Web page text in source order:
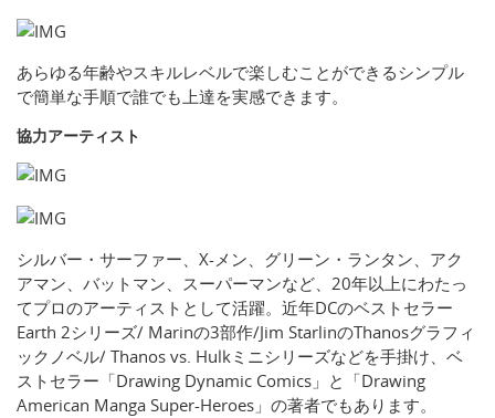
あらゆる年齢やスキルレベルで楽しむことができるシンプル
で簡単な手順で誰でも上達を実感できます。
協力アーティスト
シルバー・サーファー、X-メン、グリーン・ランタン、アク
アマン、バットマン、スーパーマンなど、20年以上にわたっ
てプロのアーティストとして活躍。近年DCのベストセラー
Earth 2シリーズ/ Marinの3部作/Jim StarlinのThanosグラフィ
ックノベル/ Thanos vs. Hulkミニシリーズなどを手掛け、ベ
ストセラー「Drawing Dynamic Comics」と「Drawing
American Manga Super-Heroes」の著者でもあります。